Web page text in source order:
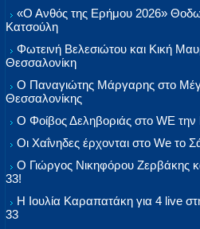
«Ο Ανθός της Ερήμου 2026»
Κατσούλη
Φωτεινή Βελεσιώτου και Κική
Θεσσαλονίκη
Ο Παναγιώτης Μάργαρης στο
Θεσσαλονίκης
Ο Φοίβος Δεληβοριάς στο WE
Οι Χαΐνηδες έρχονται στο We το
Ο Γιώργος Νικηφόρου Ζερβάκης
33!
Η Ιουλία Καραπατάκη για 4 live
33